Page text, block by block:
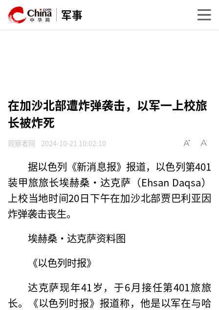
军事
在加沙北部遭炸弹袭击，以军一上校旅
长被炸死
观察者网 2024-10-21 10:02:10
据以色列《新消息报》报道，以色列第401
装甲旅旅长埃赫桑·达克萨（Ehsan Daqsa）
上校当地时间20日下午在加沙北部贾巴利亚因
炸弹袭击丧生。
埃赫桑·达克萨资料图
《以色列时报》
达克萨现年41岁，于6月接任第401旅旅
长。《以色列时报》报道称，他是以军在与哈